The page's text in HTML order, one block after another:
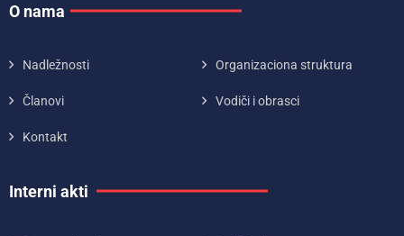
O nama
Nadležnosti Organizaciona struktura
Članovi Vodiči i obrasci
Kontakt
Interni akti